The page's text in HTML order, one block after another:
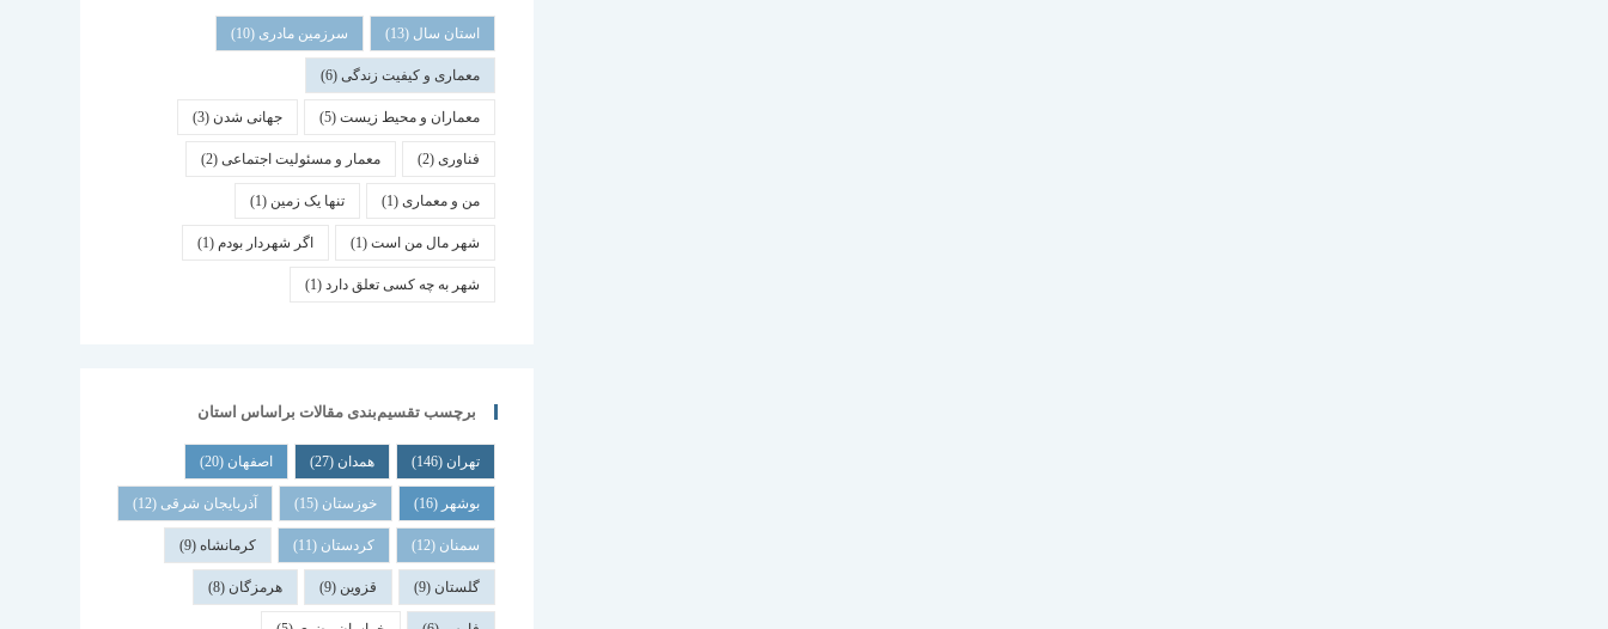
استان سال (13) سرزمین مادری (10)
معماری و کیفیت زندگی(6)
معماران و محیط زیست(5) جهانی شدن (3)
فناوری(2) معمار و مسئولیت اجتماعی(2)
من و معماری(1) تنها یک زمین (1)
شهر مال من است(1) اگر شهردار بودم (1)
شهر به چه کسی تعلق دارد(1)
برچسب تقسیم‌بندی مقالات براساس استان
تهران (146) همدان (27) اصفهان (20)
بوشهر (16) خوزستان (15) آذربایجان شرقی (12)
سمنان (12) کردستان (11) کرمانشاه(9)
گلستان (9) قزوین (9) هرمزگان (8)